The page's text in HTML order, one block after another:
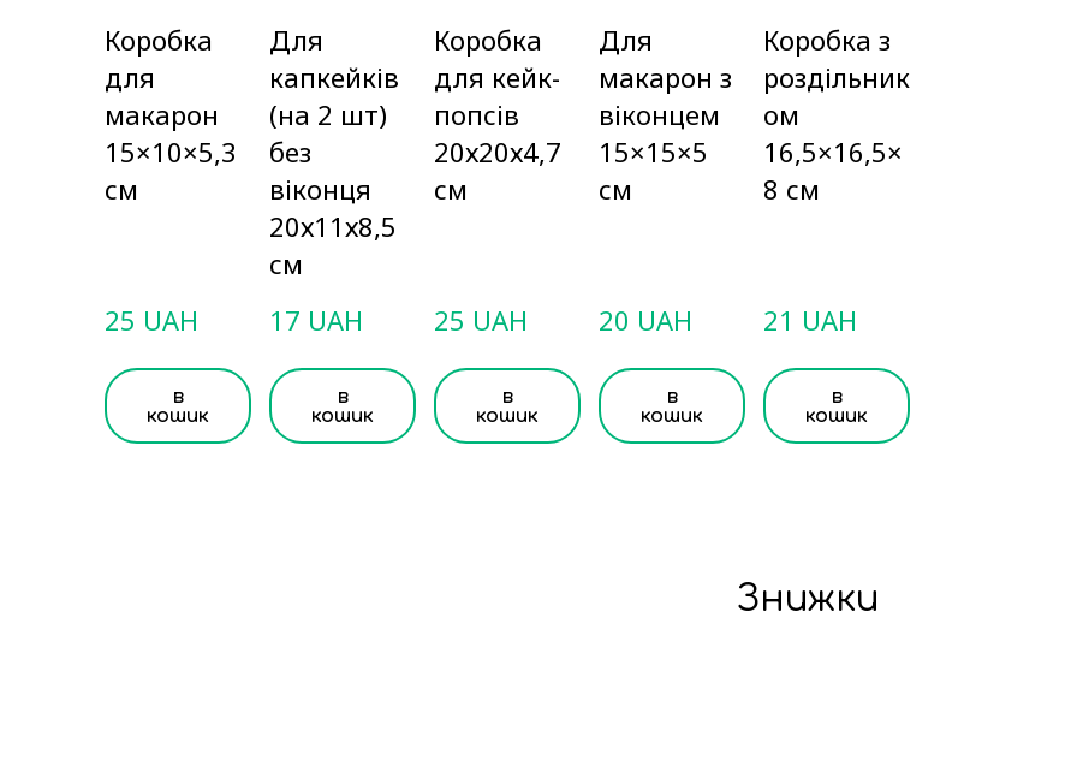
Коробка
для
макарон
15×10×5,3
см
25 UAH
в
кошик
Для
капкейків
(на 2 шт)
без
віконця
20х11х8,5
см
17 UAH
в
кошик
Коробка
для кейк-
попсів
20х20х4,7
см
25 UAH
в
кошик
Для
макарон з
віконцем
15×15×5
см
20 UAH
в
кошик
Коробка з
роздільник
ом
16,5×16,5×
8 см
21 UAH
в
кошик
Знижки